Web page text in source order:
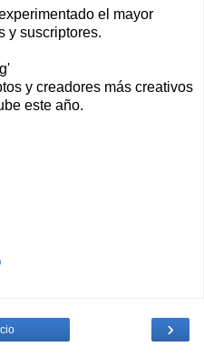
el mayor
y suscriptores.
y creadores más creativos
este año.
›